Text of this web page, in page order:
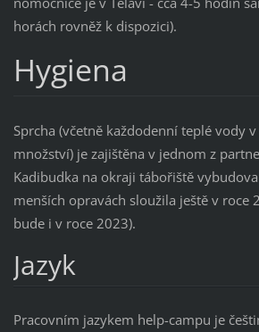
horách rovněž k dispozici).
Hygiena
Sprcha (včetně každodenní teplé vody
množství) je zajištěna v jednom z
Kadibudka na okraji tábořiště
menších opravách sloužila ještě v roce
bude i v roce 2023).
Jazyk
Pracovním jazykem help-campu je